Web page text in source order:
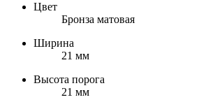
Цвет
Бронза матовая
Ширина
21 мм
Высота порога
21 мм